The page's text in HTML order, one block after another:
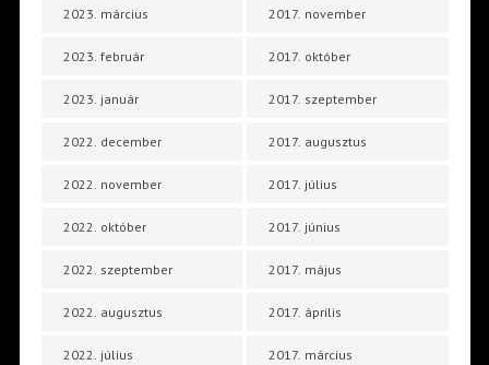
2023. március
2023. február
2023. január
2022. december
2022. november
2022. október
2022. szeptember
2022. augusztus
2022. július
2017. november
2017. október
2017. szeptember
2017. augusztus
2017. július
2017. június
2017. május
2017. április
2017. március